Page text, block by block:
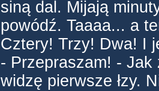
siną dal. Mijają
powódź. Taaaa... a
Cztery! Trzy! Dwa! I
- Przepraszam! -
widzę pierwsze łzy.